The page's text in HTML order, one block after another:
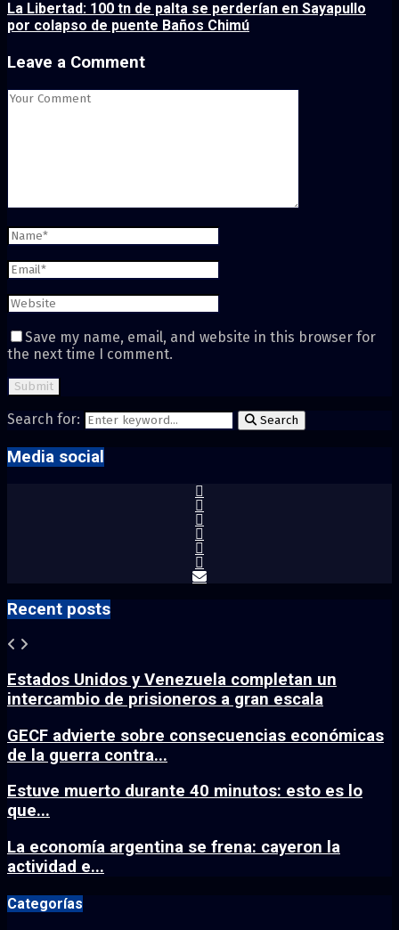
La Libertad: 100 tn de palta se perderían en Sayapullo
por colapso de puente Baños Chimú
Leave a Comment
Save my name, email, and website in this browser for
the next time I comment.
Search for: Search
Media social
Recent posts
Estados Unidos y Venezuela completan un
intercambio de prisioneros a gran escala
GECF advierte sobre consecuencias económicas
de la guerra contra...
Estuve muerto durante 40 minutos: esto es lo
que...
La economía argentina se frena: cayeron la
actividad e...
Categorías